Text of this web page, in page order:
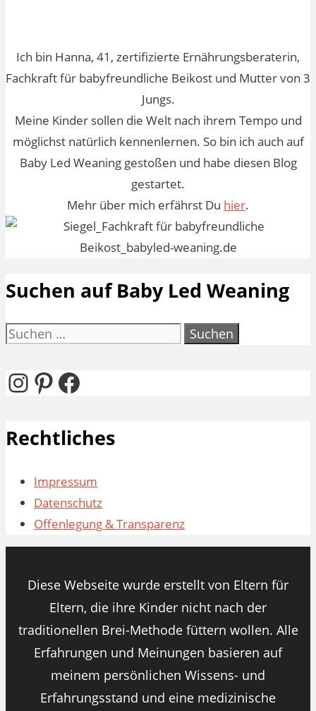
Ich bin Hanna, 41, zertifizierte Ernährungsberaterin,
Fachkraft für babyfreundliche Beikost und Mutter von 3
Jungs.
Meine Kinder sollen die Welt nach ihrem Tempo und
möglichst natürlich kennenlernen. So bin ich auch auf
Baby Led Weaning gestoßen und habe diesen Blog
gestartet.
Mehr über mich erfährst Du hier.
Suchen auf Baby Led Weaning
Suchen
Instagram
Pinterest
Facebook
Rechtliches
Impressum
Datenschutz
Offenlegung & Transparenz
Diese Webseite wurde erstellt von Eltern für
Eltern, die ihre Kinder nicht nach der
traditionellen Brei-Methode füttern wollen. Alle
Erfahrungen und Meinungen basieren auf
meinem persönlichen Wissens- und
Erfahrungsstand und eine medizinische